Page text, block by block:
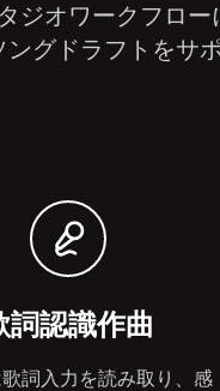
ジオワークフロ
グドラフトをサポ
詞認識作曲
詞入力を読み取り、感